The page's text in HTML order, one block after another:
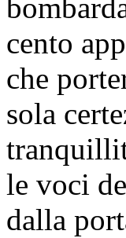
cento
che
sola
le voci
dalla